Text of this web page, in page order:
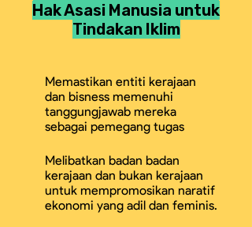
Hak Asasi Manusia untuk
Tindakan Iklim
Memastikan entiti kerajaan
dan bisness memenuhi
tanggungjawab mereka
sebagai pemegang tugas
Melibatkan badan badan
kerajaan dan bukan kerajaan
untuk mempromosikan naratif
ekonomi yang adil dan feminis.